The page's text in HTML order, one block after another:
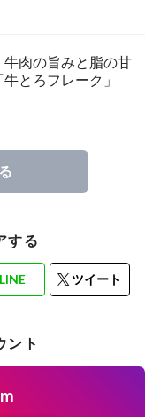
肉の旨みと脂の甘
とろフレーク」
する
LINE ツイート
ント